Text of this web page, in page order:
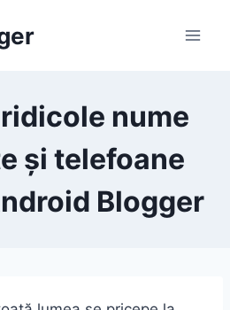
nume
și telefoane
Blogger